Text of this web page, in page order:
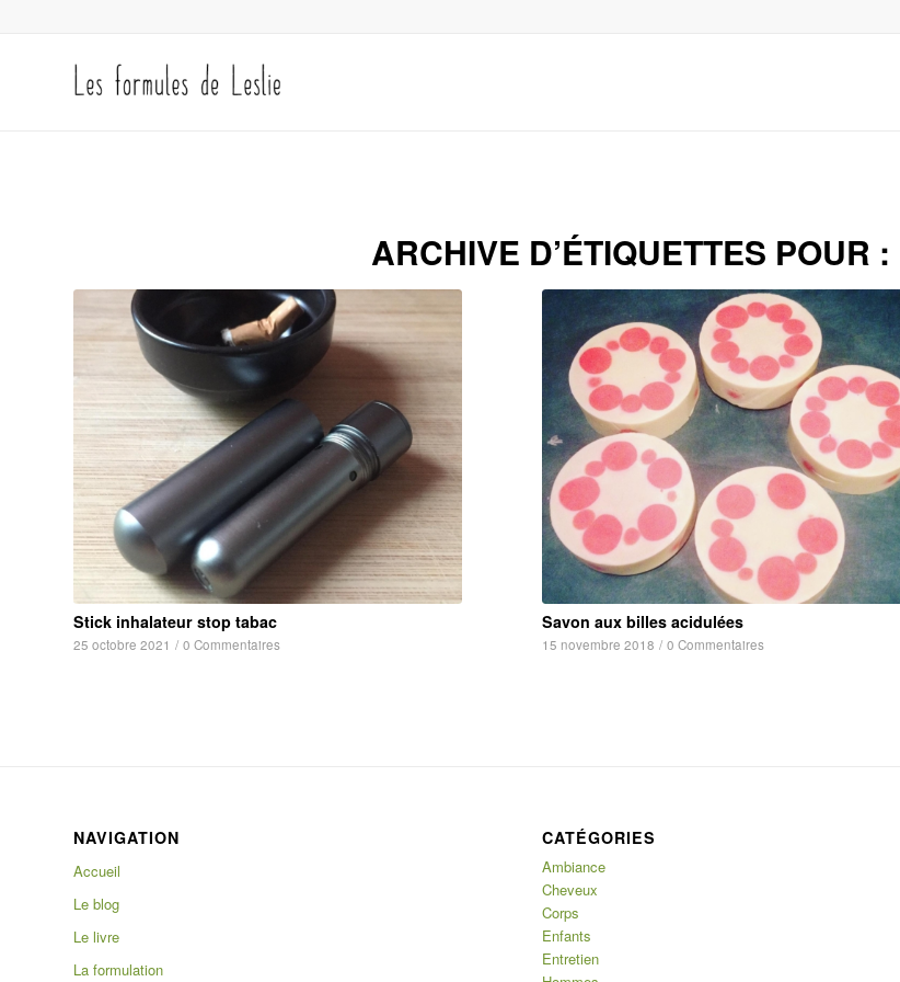
ARCHIVE D’ÉTIQUETTES POUR :
Stick inhalateur stop tabac
25 octobre 2021 / 0 Commentaires
Savon aux billes acidulées
15 novembre 2018 / 0 Commentaires
NAVIGATION
Accueil
Le blog
Le livre
La formulation
CATÉGORIES
Ambiance
Cheveux
Corps
Enfants
Entretien